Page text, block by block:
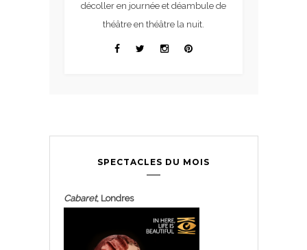
décoller en journée et déambule de
théâtre en théâtre la nuit.
SPECTACLES DU MOIS
Cabaret, Londres